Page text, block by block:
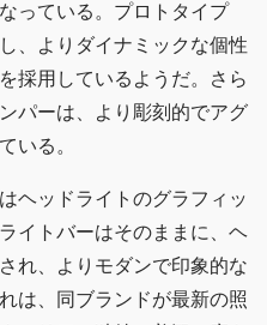
っている。プロトタイプ
、よりダイナミックな個性
採用しているようだ。さら
パーは、より彫刻的でアグ
いる。
ヘッドライトのグラフィッ
イトバーはそのままに、ヘ
れ、よりモダンで印象的な
は、同ブランドが最新の照